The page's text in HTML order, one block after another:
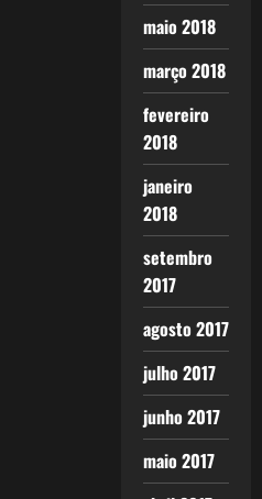
maio 2018
março 2018
fevereiro
2018
janeiro
2018
setembro
2017
agosto 2017
julho 2017
junho 2017
maio 2017